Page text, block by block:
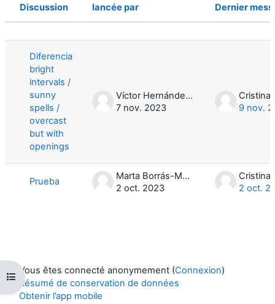
Ouvrir l’index du cours
Statut
Discussion lancée par Dernier
Diferencia
bright
intervals /
sunny
spells /
overcast
but with
openings
Víctor Hernández García
7 nov. 2023
9 nov.
Prueba
Marta Borrás-Monill
2 oct. 2023
2 oct.
Vous êtes connecté anonymement (Connexion)
Résumé de conservation de données
Obtenir l’app mobile